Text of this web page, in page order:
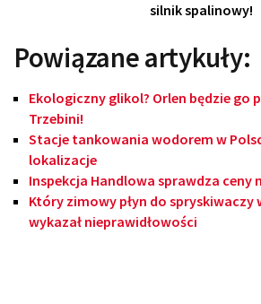
silnik spalinowy!
Powiązane artykuły:
Ekologiczny glikol? Orlen będzie go
Trzebini!
Stacje tankowania wodorem w
lokalizacje
Inspekcja Handlowa sprawdza ceny
Który zimowy płyn do spryskiwaczy
wykazał nieprawidłowości